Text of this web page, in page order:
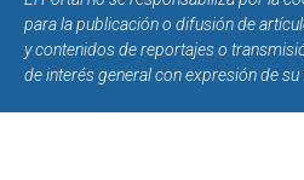
para la publicación o difusión de
y contenidos de reportajes o
de interés general con expresión de su